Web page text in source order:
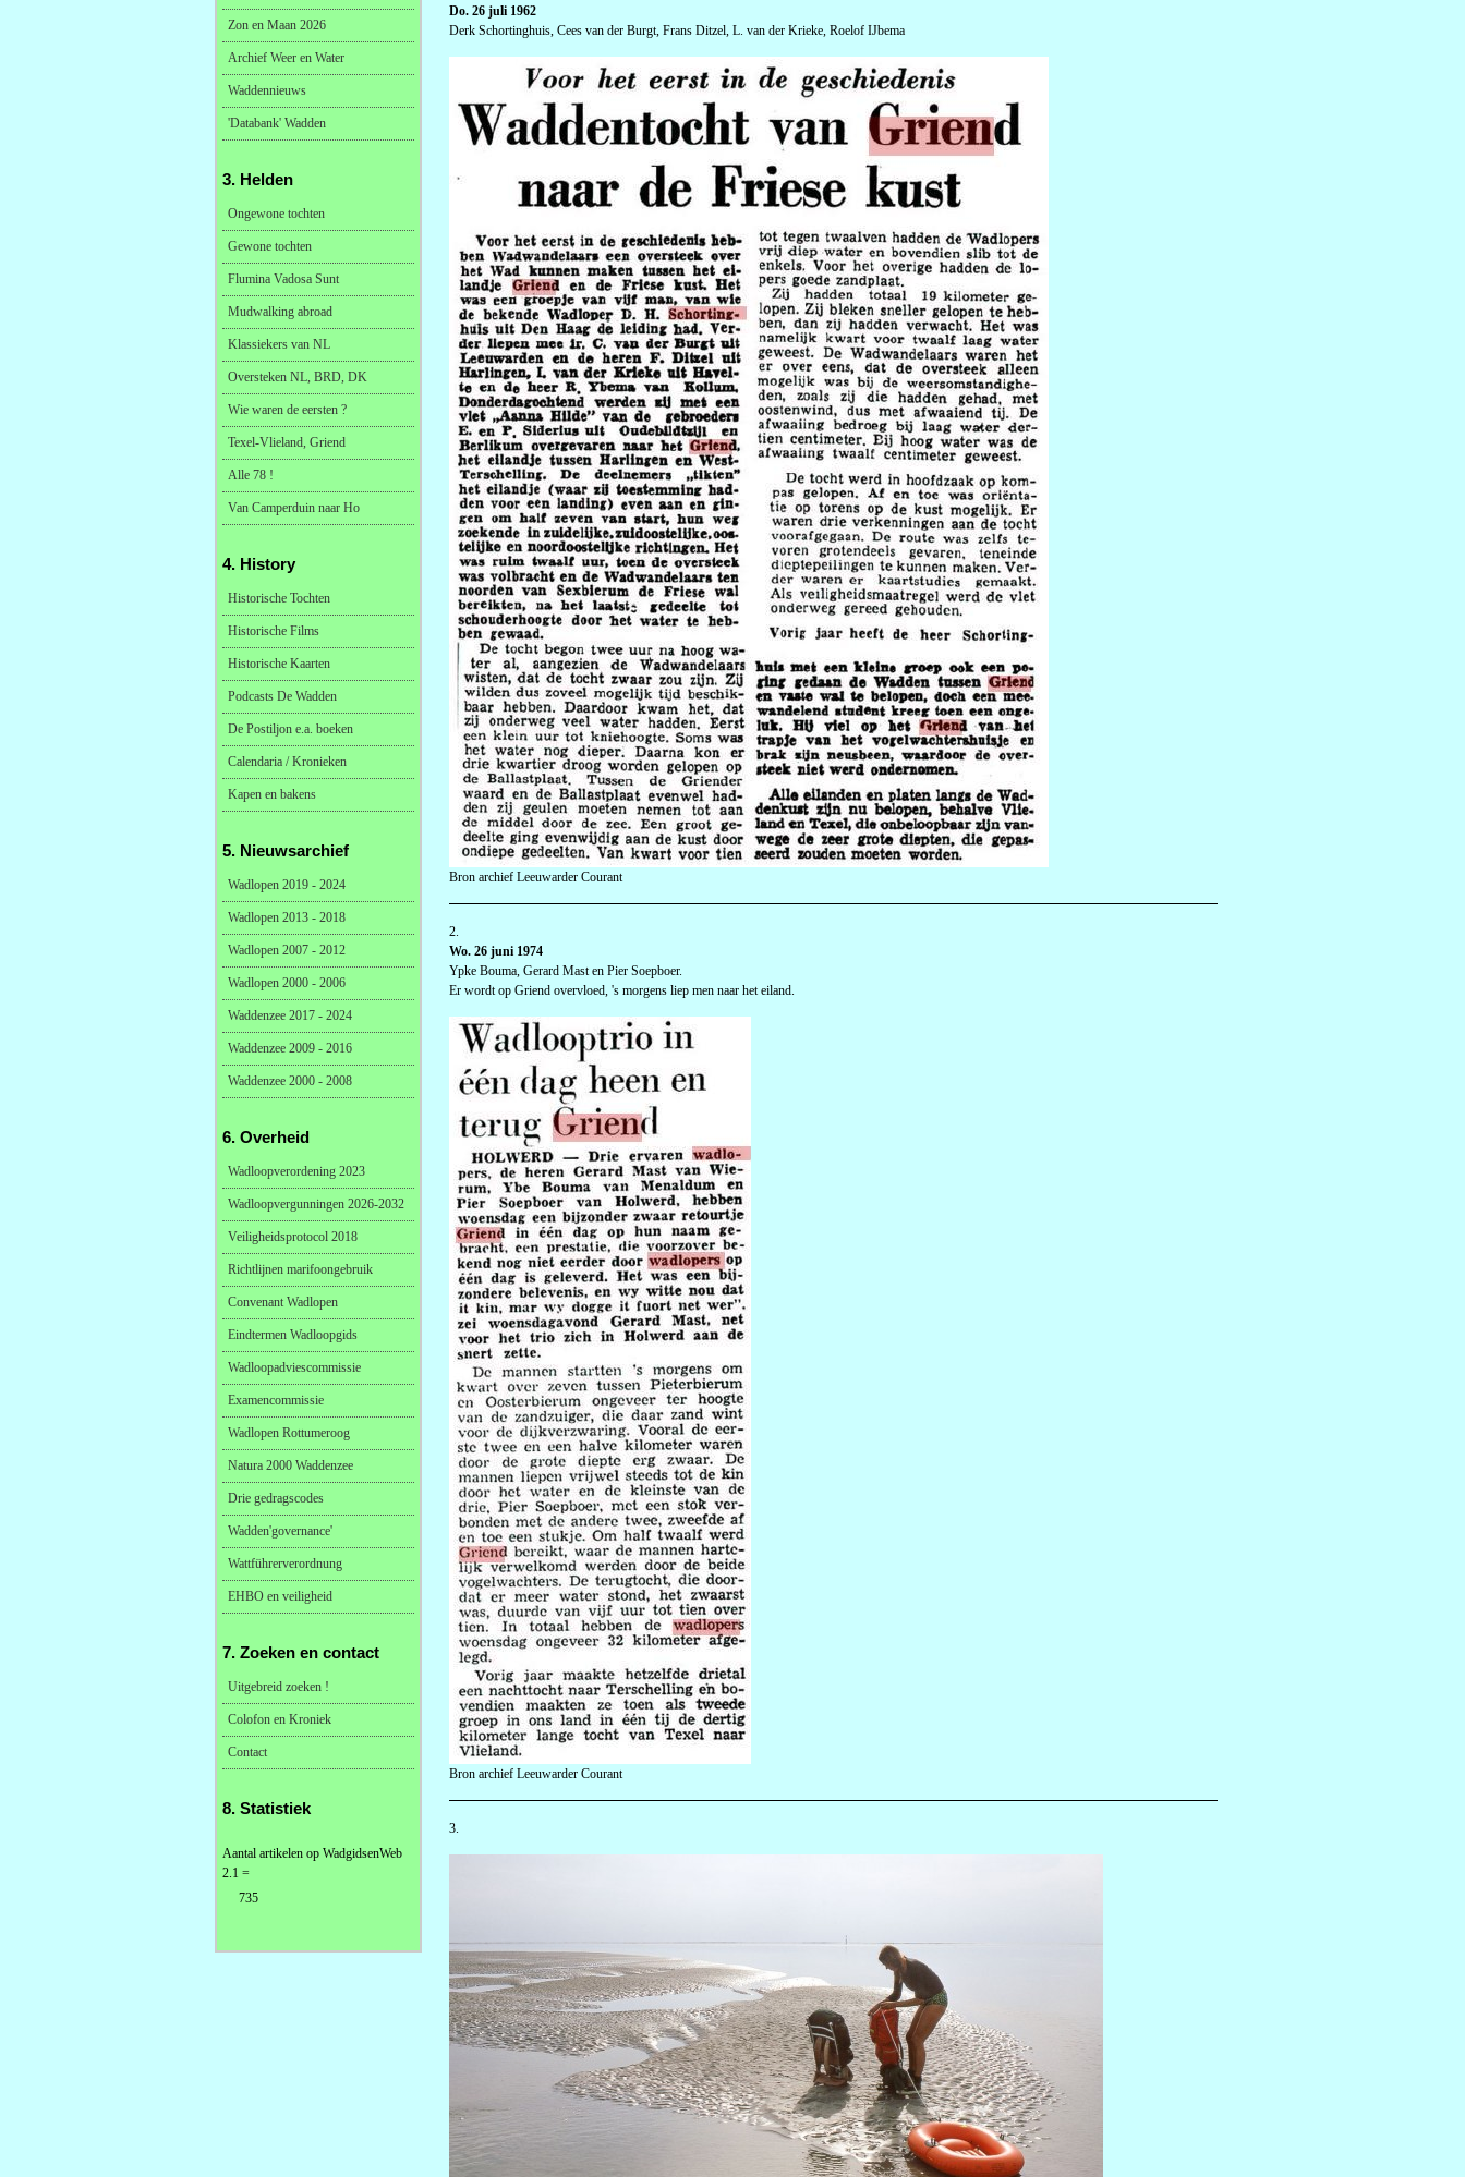
Do. 26 juli 1962
Derk Schortinghuis, Cees van der Burgt, Frans Ditzel, L. van der Krieke, Roelof IJbema
Bron archief Leeuwarder Courant
2.
Wo. 26 juni 1974
Ypke Bouma, Gerard Mast en Pier Soepboer.
Er wordt op Griend overvloed, 's morgens liep men naar het eiland.
Bron archief Leeuwarder Courant
3.
Zon en Maan 2026
Archief Weer en Water
Waddennieuws
'Databank' Wadden
3. Helden
Ongewone tochten
Gewone tochten
Flumina Vadosa Sunt
Mudwalking abroad
Klassiekers van NL
Oversteken NL, BRD, DK
Wie waren de eersten ?
Texel-Vlieland, Griend
Alle 78 !
Van Camperduin naar Ho
4. History
Historische Tochten
Historische Films
Historische Kaarten
Podcasts De Wadden
De Postiljon e.a. boeken
Calendaria / Kronieken
Kapen en bakens
5. Nieuwsarchief
Wadlopen 2019 - 2024
Wadlopen 2013 - 2018
Wadlopen 2007 - 2012
Wadlopen 2000 - 2006
Waddenzee 2017 - 2024
Waddenzee 2009 - 2016
Waddenzee 2000 - 2008
6. Overheid
Wadloopverordening 2023
Wadloopvergunningen 2026-2032
Veiligheidsprotocol 2018
Richtlijnen marifoongebruik
Convenant Wadlopen
Eindtermen Wadloopgids
Wadloopadviescommissie
Examencommissie
Wadlopen Rottumeroog
Natura 2000 Waddenzee
Drie gedragscodes
Wadden'governance'
Wattführerverordnung
EHBO en veiligheid
7. Zoeken en contact
Uitgebreid zoeken !
Colofon en Kroniek
Contact
8. Statistiek
Aantal artikelen op WadgidsenWeb
2.1 =
735